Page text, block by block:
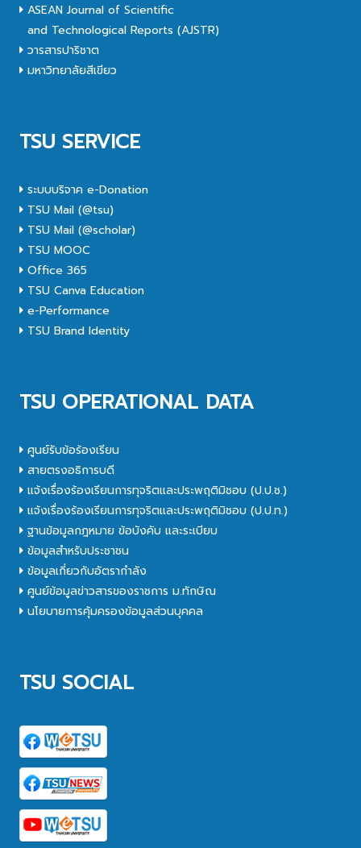
ASEAN Journal of Scientific
and Technological Reports (AJSTR)
วารสารปาริชาต
มหาวิทยาลัยสีเขียว
TSU SERVICE
ระบบบริจาค e-Donation
TSU Mail (@tsu)
TSU Mail (@scholar)
TSU MOOC
Office 365
TSU Canva Education
e-Performance
TSU Brand Identity
TSU OPERATIONAL DATA
ศูนย์รับข้อร้องเรียน
สายตรงอธิการบดี
แจ้งเรื่องร้องเรียนการทุจริตและประพฤติมิชอบ (ป.ป.ช.)
แจ้งเรื่องร้องเรียนการทุจริตและประพฤติมิชอบ (ป.ป.ท.)
ฐานข้อมูลกฎหมาย ข้อบังคับ และระเบียบ
ข้อมูลสำหรับประชาชน
ข้อมูลเกี่ยวกับอัตรากำลัง
ศูนย์ข้อมูลข่าวสารของราชการ ม.ทักษิณ
นโยบายการคุ้มครองข้อมูลส่วนบุคคล
TSU SOCIAL